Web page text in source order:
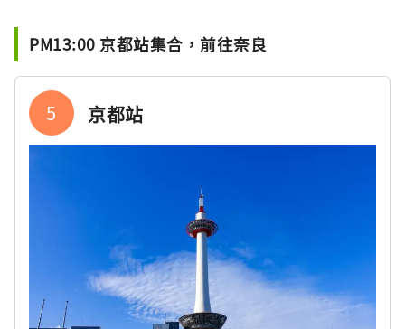
PM13:00 京都站集合，前往奈良
5 京都站